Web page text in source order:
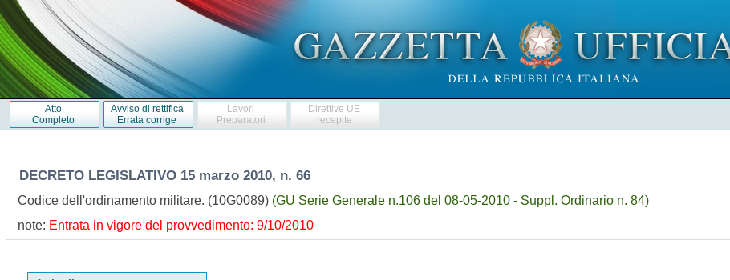
Atto
Completo
Avviso di rettifica
Errata corrige
Lavori
Preparatori
Direttive UE
recepite
DECRETO LEGISLATIVO 15 marzo 2010, n. 66
Codice dell'ordinamento militare. (10G0089) (GU Serie Generale n.106 del 08-05-2010 - Suppl. Ordinario n. 84)
note: Entrata in vigore del provvedimento: 9/10/2010